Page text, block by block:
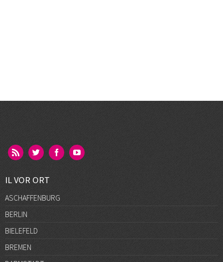
IL VOR ORT
ASCHAFFENBURG
BERLIN
BIELEFELD
BREMEN